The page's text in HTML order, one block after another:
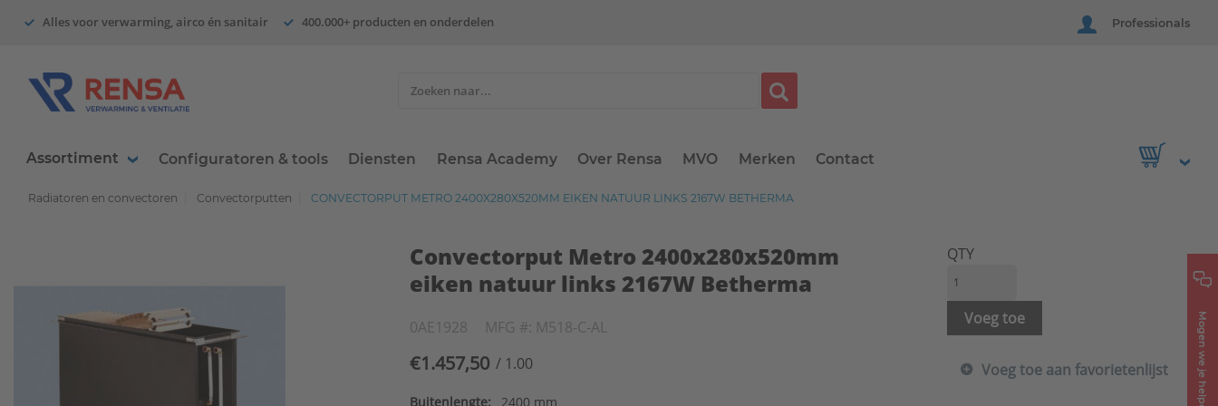
Alles voor verwarming, airco én sanitair 400.000+ producten en onderdelen Professionals
Assortiment Configuratoren & tools Diensten Rensa Academy Over Rensa MVO Merken Contact
Mogen we je helpen?
Radiatoren en convectoren Convectorputten CONVECTORPUT METRO 2400X280X520MM EIKEN NATUUR LINKS 2167W BETHERMA
Convectorput Metro 2400x280x520mm
eiken natuur links 2167W Betherma
0AE1928 MFG #: M518-C-AL
€1.457,50 / 1.00
Buitenlengte:
2400 mm
QTY
Voeg toe
Voeg toe aan favorietenlijst